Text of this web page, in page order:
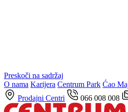
Preskoči na sadržaj
O nama Karijera Centrum Park Ćao
Prodajni Centri
066 008 008